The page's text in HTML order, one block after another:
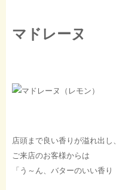
マドレーヌ
店頭まで良い香りが溢れ出し、
ご来店のお客様からは
「う～ん、バターのいい香